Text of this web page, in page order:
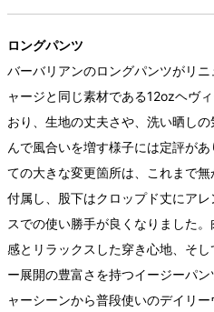
ロングパンツ
バーバリアンのロングパンツがリ
ャージと同じ素材である12ozヘヴ
おり、生地の丈夫さや、洗い晒し
んで風合いを増す様子には定評が
ての大きな変更箇所は、これまで
付属し、股下はクロップド丈にア
スでの使い勝手が良くなりました
感とリラックスした穿き心地、そ
ー展開の豊富さを持つイージーパ
ャーシーンから普段使いのデイリ